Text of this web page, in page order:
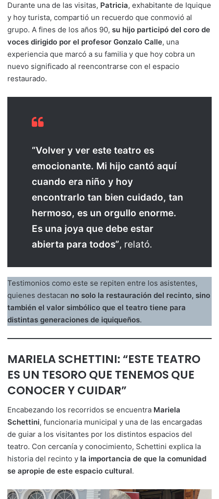
Durante una de las visitas, Patricia, exhabitante de Iquique
y hoy turista, compartió un recuerdo que conmovió al
grupo. A fines de los años 90, su hijo participó del coro de
voces dirigido por el profesor Gonzalo Calle, una
experiencia que marcó a su familia y que hoy cobra un
nuevo significado al reencontrarse con el espacio
restaurado.
“Volver y ver este teatro es
emocionante. Mi hijo cantó aquí
cuando era niño y hoy
encontrarlo tan bien cuidado, tan
hermoso, es un orgullo enorme.
Es una joya que debe estar
abierta para todos”, relató.
Testimonios como este se repiten entre los asistentes,
quienes destacan no solo la restauración del recinto, sino
también el valor simbólico que el teatro tiene para
distintas generaciones de iquiqueños.
MARIELA SCHETTINI: “ESTE TEATRO
ES UN TESORO QUE TENEMOS QUE
CONOCER Y CUIDAR”
Encabezando los recorridos se encuentra Mariela
Schettini, funcionaria municipal y una de las encargadas
de guiar a los visitantes por los distintos espacios del
teatro. Con cercanía y conocimiento, Schettini explica la
historia del recinto y la importancia de que la comunidad
se apropie de este espacio cultural.